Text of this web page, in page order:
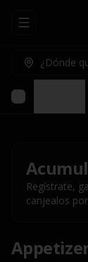
Abrir menu de
¿Dónde
Regístrate,
canjealos